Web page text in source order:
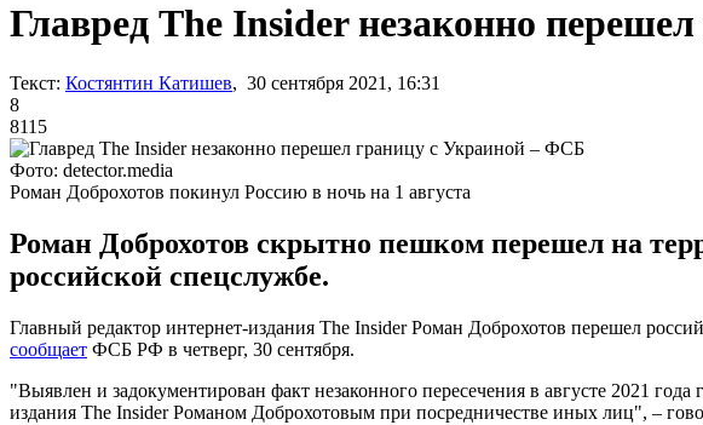
Главред The Insider незаконно
Текст: Костянтин Катишев, 30 сентября 2021, 16:31
8
8115
Фото: detector.media
Роман Доброхотов покинул Россию в ночь на 1 августа
Роман Доброхотов скрытно пешком перешел на
российской спецслужбе.
Главный редактор интернет-издания The Insider Роман Доброхотов перешел
сообщает ФСБ РФ в четверг, 30 сентября.
"Выявлен и задокументирован факт незаконного пересечения в августе 2021
издания The Insider Романом Доброхотовым при посредничестве иных лиц", –